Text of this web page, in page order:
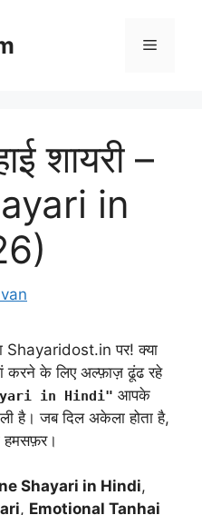
Menu
शायरी –
in
Shayaridost.in पर! क्या
करने के लिए अल्फ़ाज़ ढूंढ रहे
in Hindi" आपके
है। जब दिल अकेला होता है,
हमसफ़र।
Shayari in Hindi,
, Emotional Tanhai